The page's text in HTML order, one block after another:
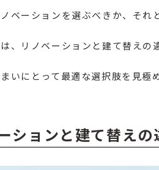
ベーションを選ぶべきか、そ
、リノベーションと建て替え
いにとって最適な選択肢を見極
ションと建て替えの